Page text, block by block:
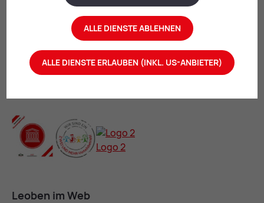
kulturquartier@leoben.at
Öffnungszeiten:
aktuelle Öffnungszeiten
Leoben im Web
ALLE DIENSTE ABLEHNEN
ALLE DIENSTE ERLAUBEN (INKL. US-ANBIETER)